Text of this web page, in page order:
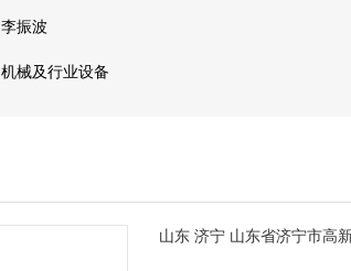
李振波
机械及行业设备
山东 济宁 山东省济宁市高